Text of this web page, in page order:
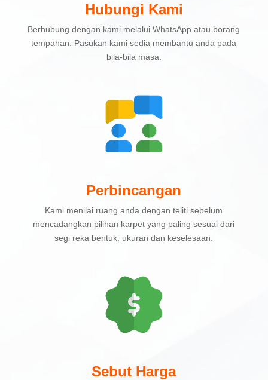
Hubungi Kami
Berhubung dengan kami melalui WhatsApp atau borang
tempahan. Pasukan kami sedia membantu anda pada
bila-bila masa.
Perbincangan
Kami menilai ruang anda dengan teliti sebelum
mencadangkan pilihan karpet yang paling sesuai dari
segi reka bentuk, ukuran dan keselesaan.
Sebut Harga